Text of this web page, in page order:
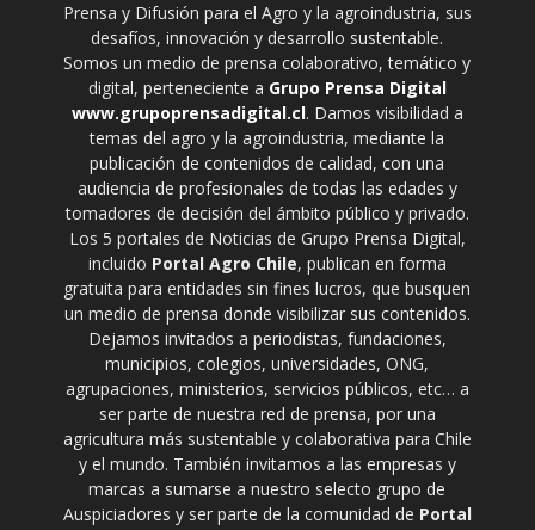
Prensa y Difusión para el Agro y la agroindustria, sus
desafíos, innovación y desarrollo sustentable.
Somos un medio de prensa colaborativo, temático y
digital, perteneciente a Grupo Prensa Digital
www.grupoprensadigital.cl. Damos visibilidad a
temas del agro y la agroindustria, mediante la
publicación de contenidos de calidad, con una
audiencia de profesionales de todas las edades y
tomadores de decisión del ámbito público y privado.
Los 5 portales de Noticias de Grupo Prensa Digital,
incluido Portal Agro Chile, publican en forma
gratuita para entidades sin fines lucros, que busquen
un medio de prensa donde visibilizar sus contenidos.
Dejamos invitados a periodistas, fundaciones,
municipios, colegios, universidades, ONG,
agrupaciones, ministerios, servicios públicos, etc… a
ser parte de nuestra red de prensa, por una
agricultura más sustentable y colaborativa para Chile
y el mundo. También invitamos a las empresas y
marcas a sumarse a nuestro selecto grupo de
Auspiciadores y ser parte de la comunidad de Portal